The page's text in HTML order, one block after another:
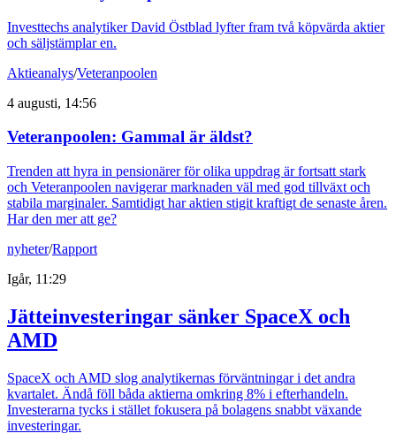
Investtechs analytiker David Östblad lyfter fram två köpvärda aktier
och säljstämplar en.
Aktieanalys/Veteranpoolen
4 augusti, 14:56
Veteranpoolen: Gammal är äldst?
Trenden att hyra in pensionärer för olika uppdrag är fortsatt stark
och Veteranpoolen navigerar marknaden väl med god tillväxt och
stabila marginaler. Samtidigt har aktien stigit kraftigt de senaste åren.
Har den mer att ge?
nyheter/Rapport
Igår, 11:29
Jätteinvesteringar sänker SpaceX och
AMD
SpaceX och AMD slog analytikernas förväntningar i det andra
kvartalet. Ändå föll båda aktierna omkring 8% i efterhandeln.
Investerarna tycks i stället fokusera på bolagens snabbt växande
investeringar.